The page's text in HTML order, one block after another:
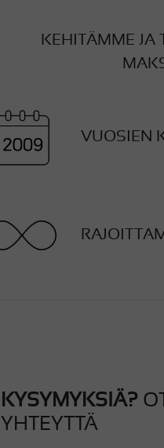
KEHITÄMME JA
VUOSIEN
KYSYMYKSIÄ?
YHTEYTTÄ